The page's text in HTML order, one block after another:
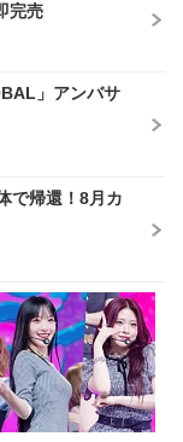
完売
」アンバサ
で帰還！8月カ